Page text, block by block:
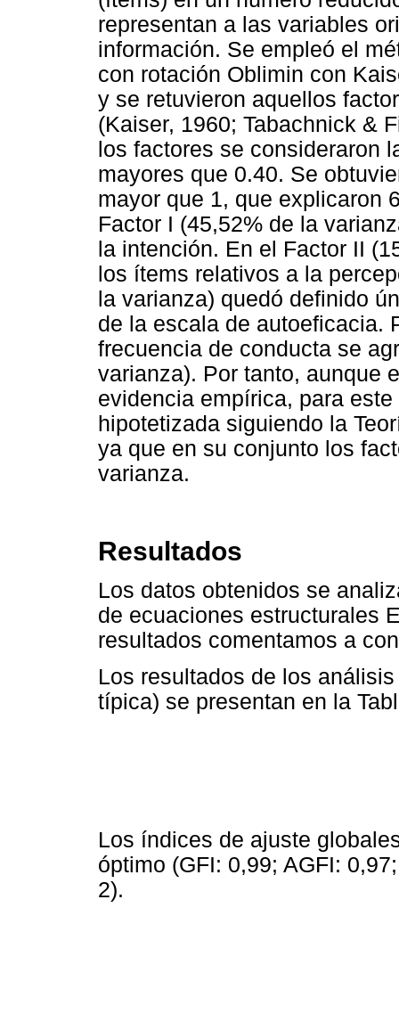
representan a las variables
información. Se empleó el
con rotación Oblimin con
y se retuvieron aquellos
(Kaiser, 1960; Tabachnick &
los factores se consideraron
mayores que 0.40. Se
mayor que 1, que explicaron
Factor I (45,52% de la
la intención. En el Factor II
los ítems relativos a la
la varianza) quedó definido
de la escala de autoeficacia.
frecuencia de conducta se
varianza). Por tanto, aunque
evidencia empírica, para
hipotetizada siguiendo la
ya que en su conjunto los
varianza.
Resultados
Los datos obtenidos se
de ecuaciones estructurales
resultados comentamos a
Los resultados de los
típica) se presentan en la
Los índices de ajuste
óptimo (GFI: 0,99; AGFI:
2).